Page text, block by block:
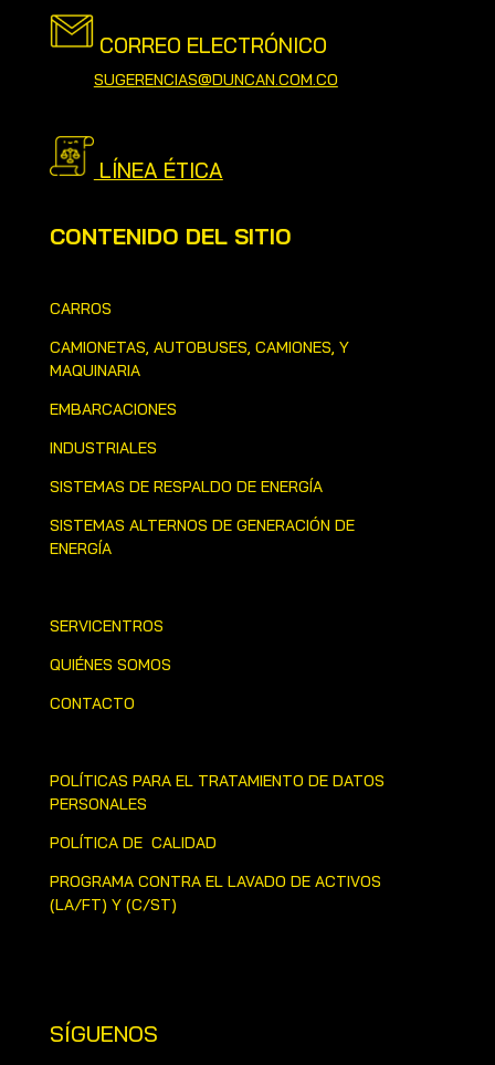
CORREO ELECTRÓNICO
SUGERENCIAS@DUNCAN.COM.CO
LÍNEA ÉTICA
CONTENIDO DEL SITIO
CARROS
CAMIONETAS, AUTOBUSES, CAMIONES, Y
MAQUINARIA
EMBARCACIONES
INDUSTRIALES
SISTEMAS DE RESPALDO DE ENERGÍA
SISTEMAS ALTERNOS DE GENERACIÓN DE
ENERGÍA
SERVICENTROS
QUIÉNES SOMOS
CONTACTO
POLÍTICAS PARA EL TRATAMIENTO DE DATOS
PERSONALES
POLÍTICA DE CALIDAD
PROGRAMA CONTRA EL LAVADO DE ACTIVOS
(LA/FT) Y (C/ST)
SÍGUENOS